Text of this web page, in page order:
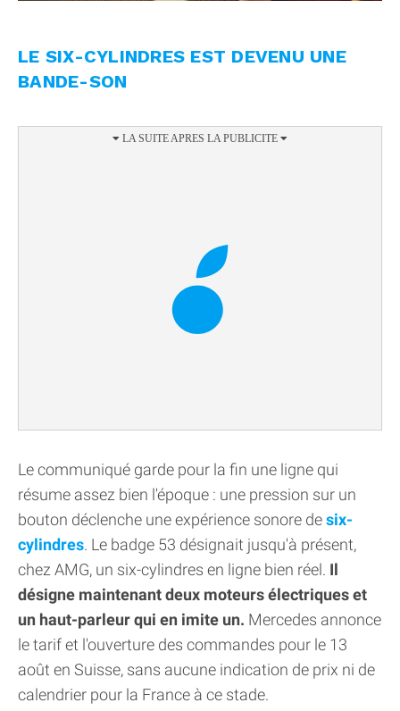
LE SIX-CYLINDRES EST DEVENU UNE
BANDE-SON
Le communiqué garde pour la fin une ligne qui
résume assez bien l'époque : une pression sur un
bouton déclenche une expérience sonore desix-
cylindres. Le badge 53 désignait jusqu'à présent,
chez AMG, un six-cylindres en ligne bien réel. Il
désigne maintenant deux moteurs électriques et
un haut-parleur qui en imite un. Mercedes annonce
le tarif et l'ouverture des commandes pour le 13
août en Suisse, sans aucune indication de prix ni de
calendrier pour la France à ce stade.